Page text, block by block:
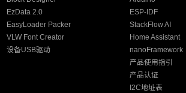
EzData 2.0
EasyLoader Packer
VLW Font Creator
设备USB驱动
ESP-IDF
StackFlow AI
Home Assistant
nanoFramework
产品使用指引
产品认证
I2C地址表